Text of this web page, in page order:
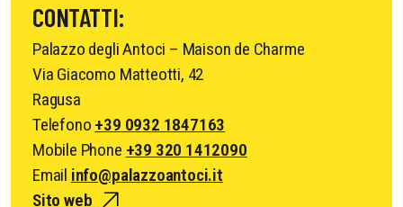
CONTATTI:
Palazzo degli Antoci – Maison de Charme
Via Giacomo Matteotti, 42
Ragusa
Telefono +39 0932 1847163
Mobile Phone +39 320 1412090
Email info@palazzoantoci.it
Sito web